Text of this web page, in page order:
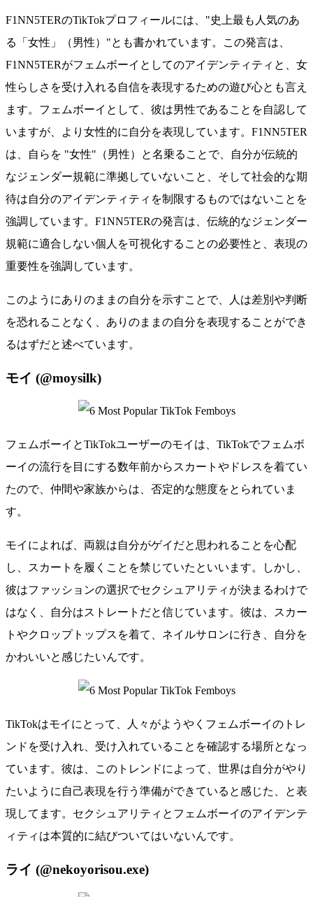
F1NN5TERのTikTokプロフィールには、"史上最も人気のあ
る「女性」（男性）"とも書かれています。この発言は、
F1NN5TERがフェムボーイとしてのアイデンティティと、女
性らしさを受け入れる自信を表現するための遊び心とも言え
ます。フェムボーイとして、彼は男性であることを自認して
いますが、より女性的に自分を表現しています。F1NN5TER
は、自らを "女性"（男性）と名乗ることで、自分が伝統的
なジェンダー規範に準拠していないこと、そして社会的な期
待は自分のアイデンティティを制限するものではないことを
強調しています。F1NN5TERの発言は、伝統的なジェンダー
規範に適合しない個人を可視化することの必要性と、表現の
重要性を強調しています。
このようにありのままの自分を示すことで、人は差別や判断
を恐れることなく、ありのままの自分を表現することができ
るはずだと述べています。
モイ (@moysilk)
フェムボーイとTikTokユーザーのモイは、TikTokでフェムボ
ーイの流行を目にする数年前からスカートやドレスを着てい
たので、仲間や家族からは、否定的な態度をとられていま
す。
モイによれば、両親は自分がゲイだと思われることを心配
し、スカートを履くことを禁じていたといいます。しかし、
彼はファッションの選択でセクシュアリティが決まるわけで
はなく、自分はストレートだと信じています。彼は、スカー
トやクロップトップスを着て、ネイルサロンに行き、自分を
かわいいと感じたいんです。
TikTokはモイにとって、人々がようやくフェムボーイのトレ
ンドを受け入れ、受け入れていることを確認する場所となっ
ています。彼は、このトレンドによって、世界は自分がやり
たいように自己表現を行う準備ができていると感じた、と表
現してます。セクシュアリティとフェムボーイのアイデンテ
ィティは本質的に結びついてはいないんです。
ライ (@nekoyorisou.exe)